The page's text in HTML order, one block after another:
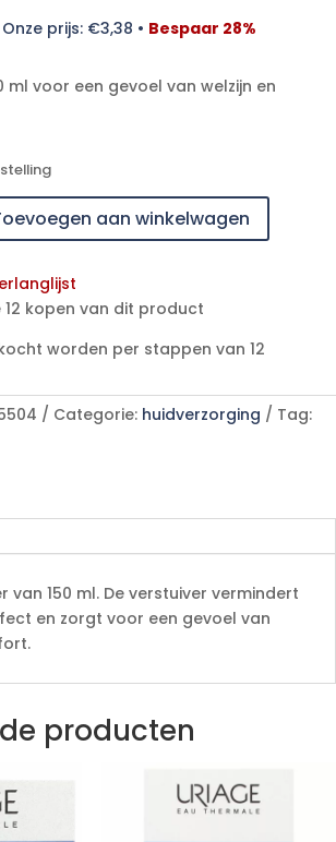
Onze prijs: €3,38 • Bespaar 28%
ml voor een gevoel van welzijn en
aan winkelwagen
kopen van dit product
worden per stappen van 12
Categorie: huidverzorging
Tag:
van 150 ml. De verstuiver vermindert
en zorgt voor een gevoel van
producten